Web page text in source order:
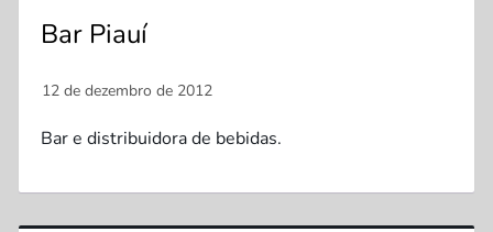
Bar Piauí
Bar e distribuidora de bebidas.